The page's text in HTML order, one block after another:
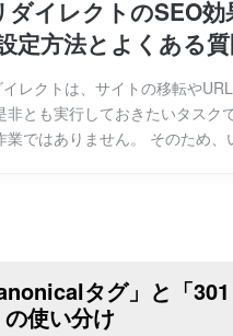
ダイレクトのSEO効
定方法とよくある
レクトは、サイトの移転や
非とも実行しておきたいタスク
業ではありません。 そのため、
タグ」と「
の使い分け